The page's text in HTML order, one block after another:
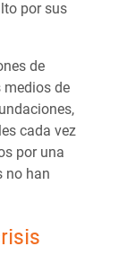
por sus
de
medios de
cada vez
por una
no han